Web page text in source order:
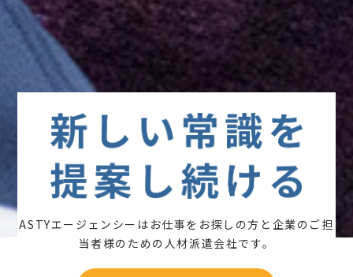
ASTYエージェンシーはお仕事をお探しの方と 企業のご担
当者様のための人材派遣会社です。